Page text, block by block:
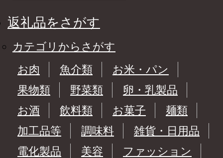
返礼品をさがす
カテゴリからさがす
お肉
魚介類
お米・パン
果物類
野菜類
卵・乳製品
お酒
飲料類 お菓子
麺類
加工品等
調味料
雑貨・日用品
電化製品
美容
ファッション